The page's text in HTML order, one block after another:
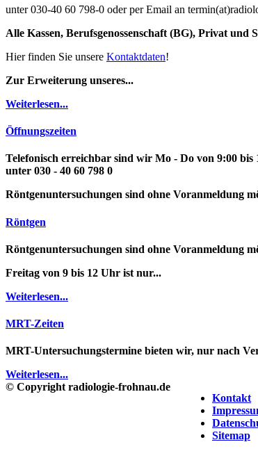
unter 030-40 60 798-0 oder per Email an
Alle Kassen, Berufsgenossenschaft (BG), Privat und
Hier finden Sie unsere Kontaktdaten!
Zur Erweiterung unseres...
Weiterlesen...
Öffnungszeiten
Telefonisch erreichbar sind wir Mo - Do von 9:00 bis
unter 030 - 40 60 798 0
Röntgenuntersuchungen sind ohne Voranmeldung
Röntgen
Röntgenuntersuchungen sind ohne Voranmeldung
Freitag von 9 bis 12 Uhr ist nur...
Weiterlesen...
MRT-Zeiten
MRT-Untersuchungstermine bieten wir, nur nach
Weiterlesen...
© Copyright radiologie-frohnau.de
Kontakt
Sitemap